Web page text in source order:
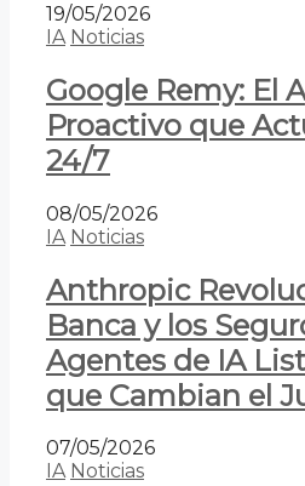
19/05/2026
IA Noticias
Google Remy: El
Proactivo que
24/7
08/05/2026
IA Noticias
Anthropic
Banca y los
Agentes de IA
que Cambian el
07/05/2026
IA Noticias